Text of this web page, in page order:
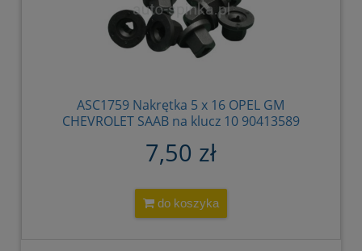
ASC1759 Nakrętka 5 x 16 OPEL GM
CHEVROLET SAAB na klucz 10 90413589
7,50 zł
do koszyka